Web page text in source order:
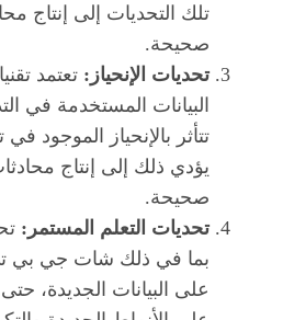
تلك التحديات إلى إنتاج
صحيحة.
تحديات الإنحياز: تعتمد
البيانات المستخدمة في
تتأثر بالإنحياز الموجود
يؤدي ذلك إلى إنتاج
صحيحة.
تحديات التعلم المستمر:
بما في ذلك شات جي بي
على البيانات الجديدة،